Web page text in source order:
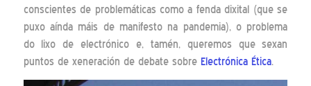
conscientes de problemáticas como a fenda dixital (que se
puxo aínda máis de manifesto na pandemia), o problema
do lixo de electrónico e, tamén, queremos que sexan
puntos de xeneración de debate sobre Electrónica Ética.